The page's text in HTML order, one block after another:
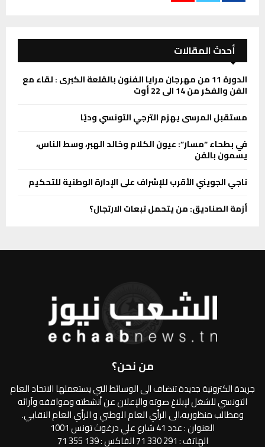
أحدث المقالات
الدورة 11 من مهرجان مرايا الفنون بالقلعة الكبرى : لقاء مع
الفن والفكر من 14 الى 22 أوت
مستقبل المرسى يهزم الترجي التونسي وديًا
في بطحاء “مسار”: عيون الكلام وخالد الهبر، وسط الناس،
يسمون بالفن
ناجي الجويني الأقرب للإشراف على الإدارة الوطنية للتحكيم
أزمة الصناديق: من يتحمل تبعات الارتجال؟
من نحن؟
جريدة الكترونية جديدة تنضاف الى الوسائط التي يستعملها الاتحاد العام
التونسي للشغل لإبلاغ صوته والإعلان عن أنشطته ومواقفه وآرائه
ومطالب منظوريه،الى الرأي العام الوطني و الرأي العام النقابي.
العنوان : عدد 41 شارع علي درغوث تونس 1001
الهاتف : 291 330 71 الفاكس : 139 355 71